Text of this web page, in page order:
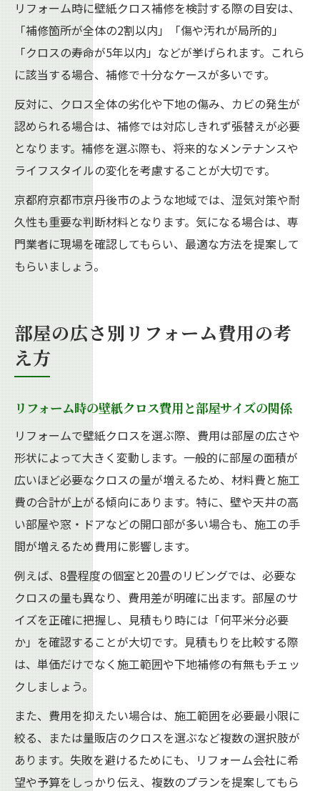
リフォーム時に壁紙クロス補修を検討する際の目安は、
「補修箇所が全体の2割以内」「傷や汚れが局所的」
「クロスの寿命が5年以内」などが挙げられます。これら
に該当する場合、補修で十分なケースが多いです。
反対に、クロス全体の劣化や下地の傷み、カビの発生が
認められる場合は、補修では対応しきれず張替えが必要
となります。補修を選ぶ際も、将来的なメンテナンスや
ライフスタイルの変化を考慮することが大切です。
京都府京都市京丹後市のような地域では、湿気対策や耐
久性も重要な判断材料となります。気になる場合は、専
門業者に現場を確認してもらい、最適な方法を提案して
もらいましょう。
部屋の広さ別リフォーム費用の考
え方
リフォーム時の壁紙クロス費用と部屋サイズの関係
リフォームで壁紙クロスを選ぶ際、費用は部屋の広さや
形状によって大きく変動します。一般的に部屋の面積が
広いほど必要なクロスの量が増えるため、材料費と施工
費の合計が上がる傾向にあります。特に、壁や天井の高
い部屋や窓・ドアなどの開口部が多い場合も、施工の手
間が増えるため費用に影響します。
例えば、8畳程度の個室と20畳のリビングでは、必要な
クロスの量も異なり、費用差が明確に出ます。部屋のサ
イズを正確に把握し、見積もり時には「何平米分必要
か」を確認することが大切です。見積もりを比較する際
は、単価だけでなく施工範囲や下地補修の有無もチェッ
クしましょう。
また、費用を抑えたい場合は、施工範囲を必要最小限に
絞る、または量販店のクロスを選ぶなど複数の選択肢が
あります。失敗を避けるためにも、リフォーム会社に希
望や予算をしっかり伝え、複数のプランを提案してもら